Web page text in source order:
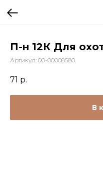
П-н 12К Для
Артикул: 00-00008580
71 р.
В